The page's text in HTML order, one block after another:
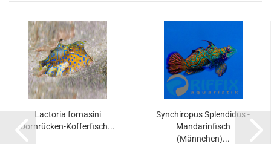
Lactoria fornasini
Dornrücken-Kofferfisch...
Synchiropus Splendidus -
Mandarinfisch
(Männchen)...